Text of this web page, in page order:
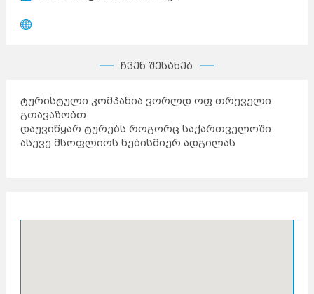
ჩვენ შესახებ
ტურისტული კომპანია ვორლდ ოფ თრეველი
გთავაზობთ
დაუვიწყარ ტურებს როგორც საქართველოში
ასევე მსოფლიოს ნებისმიერ ადგილას